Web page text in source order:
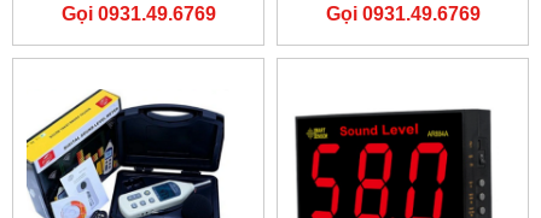
Gọi 0931.49.6769 Gọi 0931.49.6769